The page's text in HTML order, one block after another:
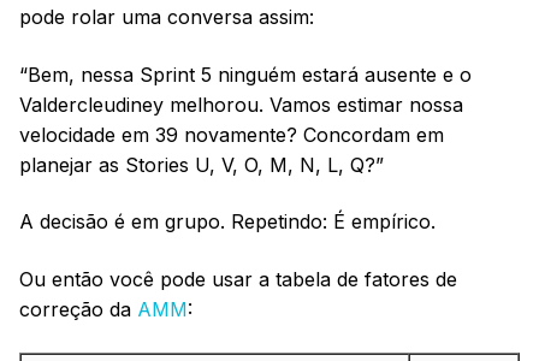
pode rolar uma conversa assim:
“Bem, nessa Sprint 5 ninguém estará ausente e o
Valdercleudiney melhorou. Vamos estimar nossa
velocidade em 39 novamente? Concordam em
planejar as Stories U, V, O, M, N, L, Q?”
A decisão é em grupo. Repetindo: É empírico.
Ou então você pode usar a tabela de fatores de
correção da AMM: